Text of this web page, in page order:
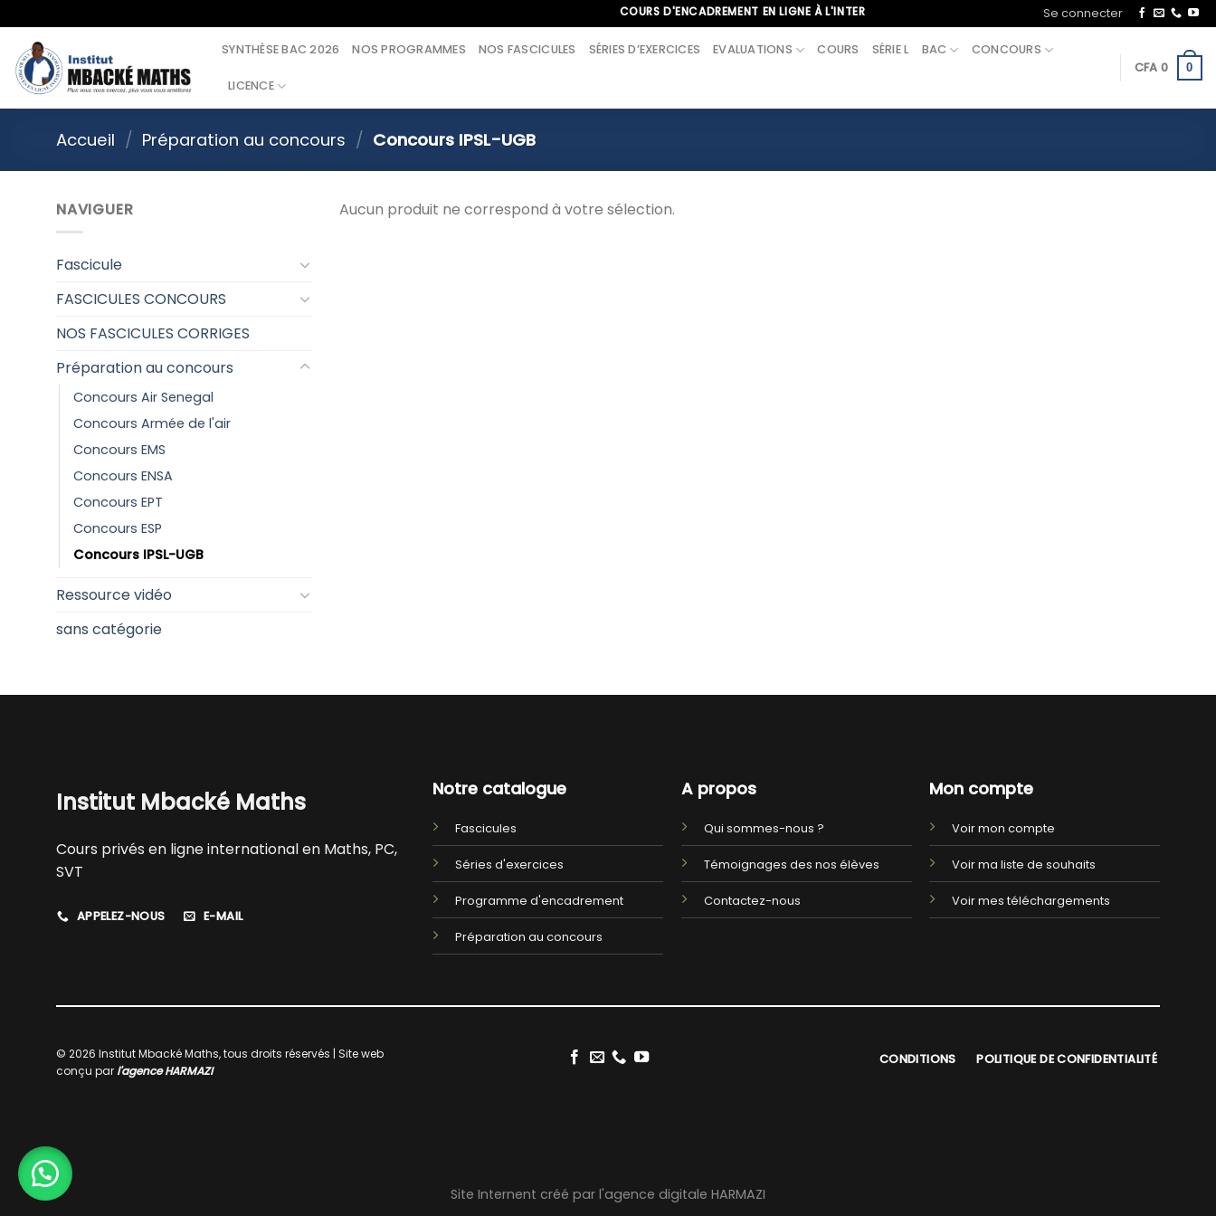
to
content
COURS D'ENCADREMENT EN LIGNE À L'INTERNATIONAL, APPELEZ-NOUS AU+221 70 713 09 21
Se connecter
SYNTHÈSE BAC 2026 NOS PROGRAMMES NOS FASCICULES SÉRIES D’EXERCICES EVALUATIONS COURS SÉRIE L BAC CONCOURS
LICENCE
CFA 0 0
Accueil / Préparation au concours / Concours IPSL-UGB
NAVIGUER
Fascicule
FASCICULES CONCOURS
NOS FASCICULES CORRIGES
Préparation au concours
Concours Air Senegal
Concours Armée de l'air
Concours EMS
Concours ENSA
Concours EPT
Concours ESP
Concours IPSL-UGB
Ressource vidéo
sans catégorie
Aucun produit ne correspond à votre sélection.
Institut Mbacké Maths
Cours privés en ligne international en Maths, PC,
SVT
APPELEZ-NOUS E-MAIL
Notre catalogue
Fascicules
Séries d'exercices
Programme d'encadrement
Préparation au concours
A propos
Qui sommes-nous ?
Témoignages des nos élèves
Contactez-nous
Mon compte
Voir mon compte
Voir ma liste de souhaits
Voir mes téléchargements
© 2026 Institut Mbacké Maths, tous droits réservés | Site web
conçu par l'agence HARMAZI
CONDITIONS POLITIQUE DE CONFIDENTIALITÉ
Site Internent créé par l'agence digitale HARMAZI